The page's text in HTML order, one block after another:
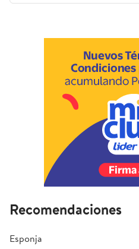
Recomendaciones
Esponja